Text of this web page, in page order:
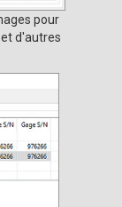
pour
d'autres